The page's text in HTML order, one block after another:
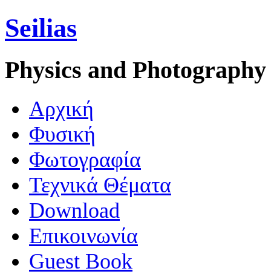
Seilias
Physics and Photography
Aρχική
Φυσική
Φωτογραφία
Τεχνικά Θέματα
Download
Επικοινωνία
Guest Book